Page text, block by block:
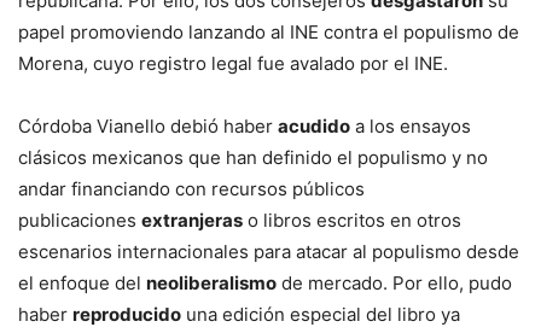
papel promoviendo lanzando al INE contra el populismo de
Morena, cuyo registro legal fue avalado por el INE.
Córdoba Vianello debió haber acudido a los ensayos
clásicos mexicanos que han definido el populismo y no
andar financiando con recursos públicos
publicaciones extranjeras o libros escritos en otros
escenarios internacionales para atacar al populismo desde
el enfoque del neoliberalismo de mercado. Por ello, pudo
haber reproducido una edición especial del libro ya